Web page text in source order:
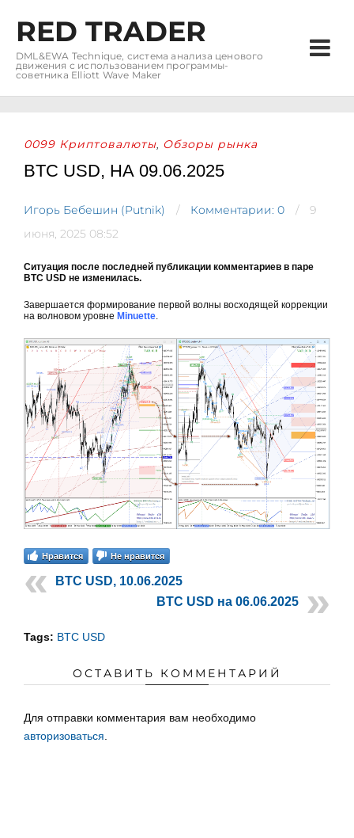
RED TRADER
DML&EWA Technique, система анализа ценового
движения с использованием программы-
советника Elliott Wave Maker
0099 Криптовалюты, Обзоры рынка
BTC USD, НА 09.06.2025
Игорь Бебешин (Putnik) Комментарии: 0
9
июня, 2025 08:52
Ситуация после последней публикации комментариев в паре
BTC USD не изменилась.
Завершается формирование первой волны восходящей коррекции
на волновом уровне Minuette.
Нравится Не нравится
BTC USD, 10.06.2025
BTC USD на 06.06.2025
Tags: BTC USD
ОСТАВИТЬ КОММЕНТАРИЙ
Для отправки комментария вам необходимо
авторизоваться